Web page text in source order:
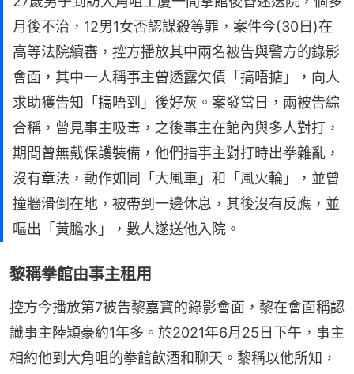
月後不治，12男1女否認謀殺等罪，案件今(30日)在
高等法院續審，控方播放其中兩名被告與警方的錄影
會面，其中一人稱事主曾透露欠債「搞唔掂」，向人
求助獲告知「搞唔到」後好灰。案發當日，兩被告綜
合稱，曾見事主吸毒，之後事主在館內與多人對打，
期間曾無戴保護裝備，他們指事主對打時出拳雜亂，
沒有章法，動作如同「大風車」和「風火輪」，並曾
撞牆滑倒在地，被帶到一邊休息，其後沒有反應，並
嘔出「黃膽水」，數人遂送他入院。
黎稱拳館由事主租用
控方今播放第7被告黎嘉寶的錄影會面，黎在會面稱認
識事主陸穎豪約1年多。於2021年6月25日下午，事主
相約他到大角咀的拳館飲酒和聊天。黎稱以他所知，